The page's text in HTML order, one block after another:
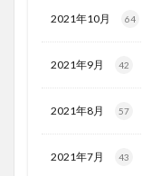
2021年10月 64
2021年9月 42
2021年8月 57
2021年7月 43